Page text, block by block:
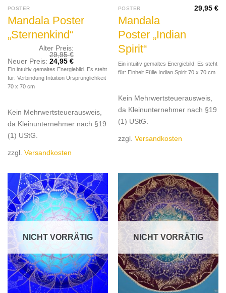
POSTER
Mandala Poster
„Sternenkind“
Alter Preis:
29,95€
Neuer Preis: 24,95 €
Ein intuitiv gemaltes Energiebild. Es steht
für: Verbindung Intuition Ursprünglichkeit
70 x 70 cm
Kein Mehrwertsteuerausweis,
da Kleinunternehmer nach §19
(1) UStG.
zzgl. Versandkosten
POSTER
Mandala
Poster „Indian
Spirit“
29,95€
Ein intuitiv gemaltes Energiebild. Es steht
für: Einheit Fülle Indian Spirit 70 x 70 cm
Kein Mehrwertsteuerausweis,
da Kleinunternehmer nach §19
(1) UStG.
zzgl. Versandkosten
NICHT VORRÄTIG NICHT VORRÄTIG